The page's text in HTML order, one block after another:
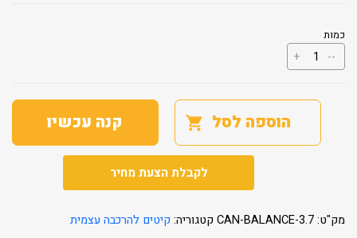
כמות
--
כמות
של
Balance
+
הוספה לסל קנה עכשיו
לקבלת הצעת מחיר
מק"ט:CAN-BALANCE-3.7 קטגוריה: קיטים להרכבה עצמית